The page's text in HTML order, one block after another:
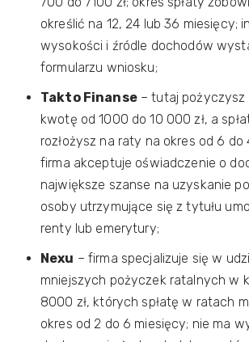
określić na 12, 24 lub 36 miesięcy;
wysokości i źródle dochodów
formularzu wniosku;
Takto Finanse– tutaj pożyczysz
kwotę od 1000 do 10 000 zł, a
rozłożysz na raty na okres od 6 do
firma akceptuje oświadczenie o
największe szanse na uzyskanie
osoby utrzymujące się z tytułu
renty lub emerytury;
Nexu – firma specjalizuje się w
mniejszych pożyczek ratalnych w
8000 zł, których spłatę w ratach
okres od 2 do 6 miesięcy; nie ma